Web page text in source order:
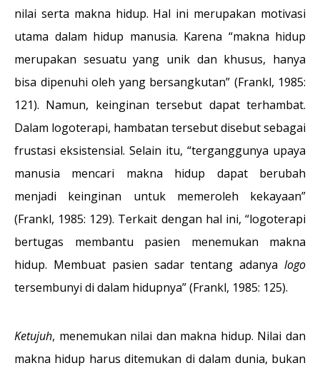
nilai serta makna hidup. Hal ini merupakan motivasi
utama dalam hidup manusia. Karena “makna hidup
merupakan sesuatu yang unik dan khusus, hanya
bisa dipenuhi oleh yang bersangkutan” (Frankl, 1985:
121). Namun, keinginan tersebut dapat terhambat.
Dalam logoterapi, hambatan tersebut disebut sebagai
frustasi eksistensial. Selain itu, “terganggunya upaya
manusia mencari makna hidup dapat berubah
menjadi keinginan untuk memeroleh kekayaan”
(Frankl, 1985: 129). Terkait dengan hal ini, “logoterapi
bertugas membantu pasien menemukan makna
hidup. Membuat pasien sadar tentang adanya logo
tersembunyi di dalam hidupnya” (Frankl, 1985: 125).
Ketujuh, menemukan nilai dan makna hidup. Nilai dan
makna hidup harus ditemukan di dalam dunia, bukan